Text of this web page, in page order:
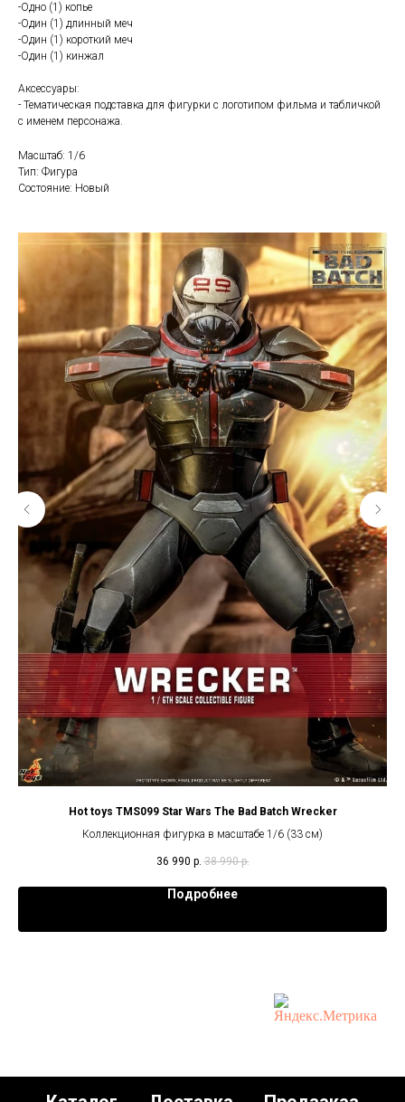
-Одно (1) копье
-Один (1) длинный меч
-Один (1) короткий меч
-Один (1) кинжал
Аксессуары:
- Тематическая подставка для фигурки с логотипом фильма и табличкой
с именем персонажа.
Масштаб: 1/6
Тип: Фигура
Состояние: Новый
Hot toys TMS099 Star Wars The Bad Batch Wrecker
Коллекционная фигурка в масштабе 1/6 (33 см)
36 990 р. 38 990 р.
Подробнее